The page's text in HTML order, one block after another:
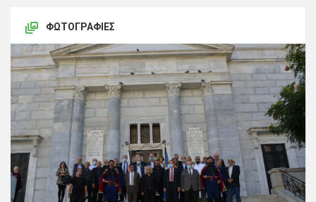
ΦΩΤΟΓΡΑΦΊΕΣ